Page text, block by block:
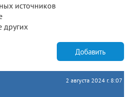
источников
других
Добавить
2 августа 2024 г. 8:07